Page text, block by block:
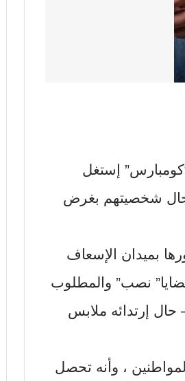
إستغل
شخصيتهم بغرض
بميدان الإسعاف
المدعو”أحمد م.ف” سن63 ، سبق إتهامه فى 7 قضايا” نصب” والمطلوب
إرتدائه ملابس
، وأنه تحصل